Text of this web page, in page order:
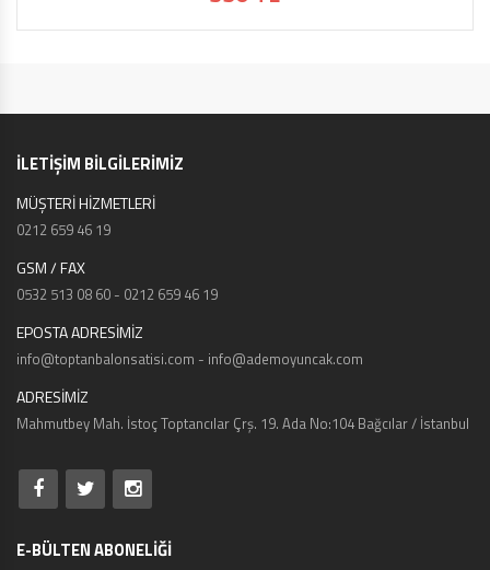
İLETİŞİM BİLGİLERİMİZ
MÜŞTERİ HİZMETLERİ
0212 659 46 19
GSM / FAX
0532 513 08 60 - 0212 659 46 19
EPOSTA ADRESİMİZ
info@toptanbalonsatisi.com - info@ademoyuncak.com
ADRESİMİZ
Mahmutbey Mah. İstoç Toptancılar Çrş. 19. Ada No:104 Bağcılar / İstanbul
E-BÜLTEN ABONELİĞİ